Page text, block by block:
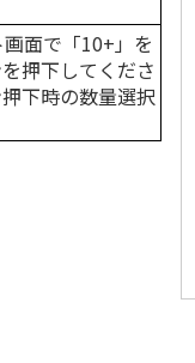
ーン
型 S
チ 健康に育つ子ね
こ用 まぐろ・かつ
おに …
120円
面で「10+」を
押下してくださ
下時の数量選択